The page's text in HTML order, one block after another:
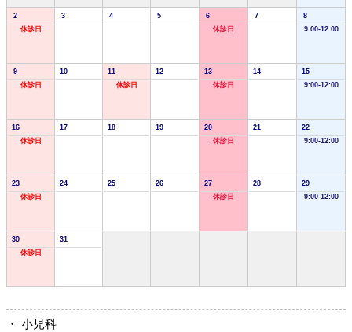
2
休診日
3 4 5
6
休診日
7
8
9:00-12:00
9
休診日
10
11
休診日
12
13
休診日
14
15
9:00-12:00
16
休診日
17 18 19
20
休診日
21
22
9:00-12:00
23
休診日
24 25 26
27
休診日
28
29
9:00-12:00
30
休診日
31
・ 小児科